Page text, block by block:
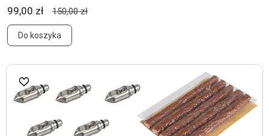
99,00 zł 150,00 zł
Do koszyka